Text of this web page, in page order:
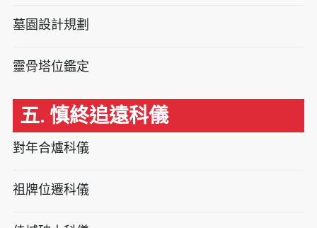
墓園設計規劃
靈骨塔位鑑定
五. 慎終追遠科儀
對年合爐科儀
祖牌位遷科儀